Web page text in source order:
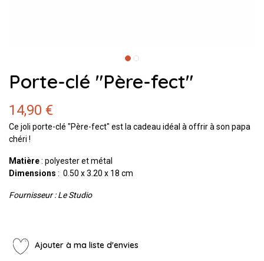
Porte-clé "Père-fect"
14,90 €
Ce joli porte-clé "Père-fect" est la cadeau idéal à offrir à son papa
chéri !
Matière: polyester et métal
Dimensions : 0.50 x 3.20 x 18 cm
Fournisseur : Le Studio
Ajouter à ma liste d'envies